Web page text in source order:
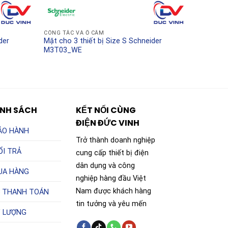
CÔNG TẮC VÀ Ổ CẮM
Mặt cho 3 thiết bị Size S Schneider
M3T03_WE
SÁCH
HÀNH
TRẢ
HÀNG
THANH TOÁN
KẾT NỐI CÙNG
ĐIỆN ĐỨC VINH
Trở thành doanh nghiệp
cung cấp thiết bị điện
dân dụng và công
nghiệp hàng đầu Việt
Nam được khách hàng
tin tưởng và yêu mến